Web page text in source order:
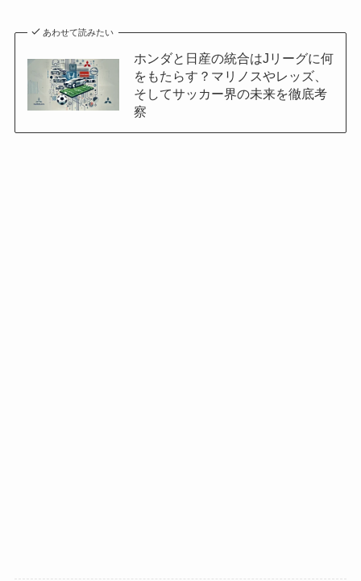
あわせて読みたい
ホンダと日産の統合はJリーグに何
をもたらす？マリノスやレッズ、
そしてサッカー界の未来を徹底考
察